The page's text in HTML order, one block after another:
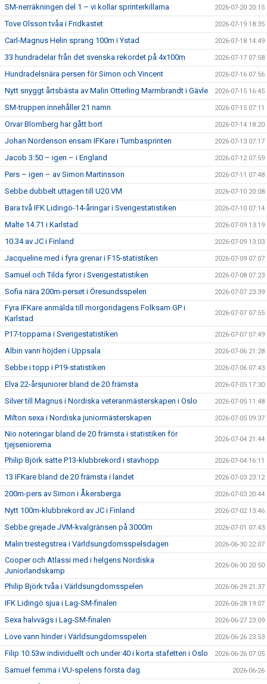
SM-nerräkningen del 1 – vi kollar sprinterkillarna 2026-07-20 20:15
Tove Olsson tvåa i Fridkastet 2026-07-19 18:35
Carl-Magnus Helin sprang 100m i Ystad 2026-07-18 14:49
33 hundradelar från det svenska rekordet på 4x100m 2026-07-17 07:58
Hundradelsnära persen för Simon och Vincent 2026-07-16 07:56
Nytt snyggt årtsbästa av Malin Otterling Marmbrandt i Gävle 2026-07-15 16:45
SM-truppen innehåller 21 namn 2026-07-15 07:11
Orvar Blomberg har gått bort 2026-07-14 18:20
Johan Nordenson ensam IFKare i Tumbasprinten 2026-07-13 07:17
Jacob 3:50 – igen – i England 2026-07-12 07:59
Pers – igen – av Simon Martinsson 2026-07-11 07:48
Sebbe dubbelt uttagen till U20 VM 2026-07-10 20:08
Bara två IFK Lidingö-14-åringar i Sverigestatistiken 2026-07-10 07:14
Malte 14.71 i Karlstad 2026-07-09 13:19
10.34 av JC i Finland 2026-07-09 13:03
Jacqueline med i fyra grenar i F15-statistiken 2026-07-09 07:07
Samuel och Tilda fyror i Sverigestatistiken 2026-07-08 07:23
Sofia nära 200m-perset i Öresundsspelen 2026-07-07 23:39
Fyra IFKare anmälda till morgondagens Folksam GP i
Karlstad
2026-07-07 07:55
P17-topparna i Sverigestatistiken 2026-07-07 07:49
Albin vann höjden i Uppsala 2026-07-06 21:28
Sebbe i topp i P19-statistiken 2026-07-06 07:43
Elva 22-årsjuniorer bland de 20 främsta 2026-07-05 17:30
Silver till Magnus i Nordiska veteranmästerskapen i Oslo 2026-07-05 11:48
Milton sexa i Nordiska juniormästerskapen 2026-07-05 09:37
Nio noteringar bland de 20 främsta i statistiken för
tjejseniorerna
2026-07-04 21:44
Philip Björk satte P13-klubbrekord i stavhopp 2026-07-04 16:11
13 IFKare bland de 20 främsta i landet 2026-07-03 23:12
200m-pers av Simon i Åkersberga 2026-07-03 20:44
Nytt 100m-klubbrekord av JC i Finland 2026-07-02 13:46
Sebbe grejade JVM-kvalgränsen på 3000m 2026-07-01 07:43
Malin trestegstrea i Världsungdomsspelsdagen 2026-06-30 22:07
Cooper och Atlassi med i helgens Nordiska
Juniorlandskamp
2026-06-30 20:50
Philip Björk tvåa i Världsungdomsspelen 2026-06-29 21:37
IFK Lidingö sjua i Lag-SM-finalen 2026-06-28 19:07
Sexa halvvägs i Lag-SM-finalen 2026-06-27 23:09
Love vann hinder i Världsungdomsspelen 2026-06-26 23:53
Filip 10.53w individuellt och under 40 i korta stafetten i Oslo 2026-06-26 07:05
Samuel femma i VU-spelens första dag 2026-06-26